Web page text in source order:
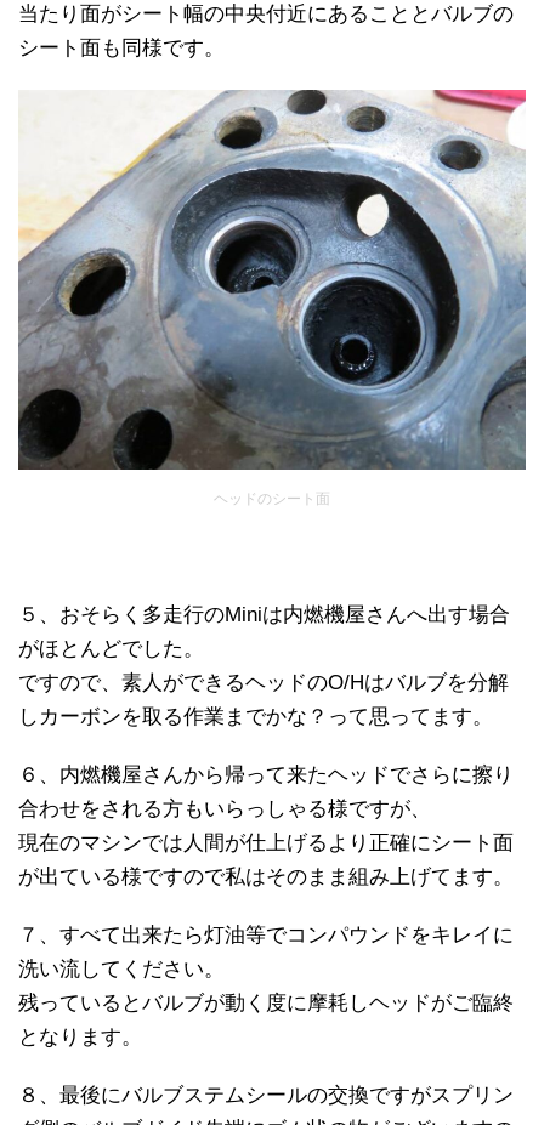
当たり面がシート幅の中央付近にあることとバルブの
シート面も同様です。
ヘッドのシート面
５、おそらく多走行のMiniは内燃機屋さんへ出す場合
がほとんどでした。
ですので、素人ができるヘッドのO/Hはバルブを分解
しカーボンを取る作業までかな？って思ってます。
６、内燃機屋さんから帰って来たヘッドでさらに擦り
合わせをされる方もいらっしゃる様ですが、
現在のマシンでは人間が仕上げるより正確にシート面
が出ている様ですので私はそのまま組み上げてます。
７、すべて出来たら灯油等でコンパウンドをキレイに
洗い流してください。
残っているとバルブが動く度に摩耗しヘッドがご臨終
となります。
８、最後にバルブステムシールの交換ですがスプリン